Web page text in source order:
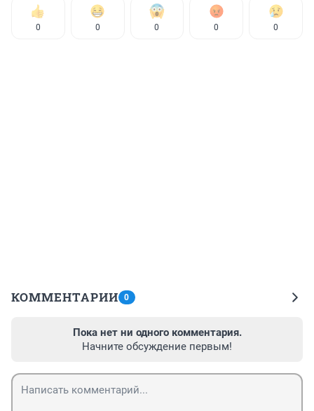
0 0 0 0 0
КОММЕНТАРИИ 0
Пока нет ни одного комментария.
Начните обсуждение первым!